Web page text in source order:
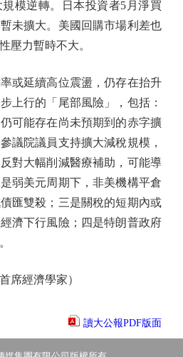
模逆轉。日本投資者5月淨買
未擴大。美國回購市場利差也
壓力暫時不大。
延續高位震盪，仍存在抬升
上行的「尾部風險」，包括：
可能存在尚未預期到的赤字擴
議院議員支持擴大減稅規模，
對大幅削減醫療補助，可能導
弱美元周期下，非美機構平倉
匯雙殺；三是關稅的短期內或
濟下行風險；四是特朗普政府
經濟學家）
讀大公報PDF版面